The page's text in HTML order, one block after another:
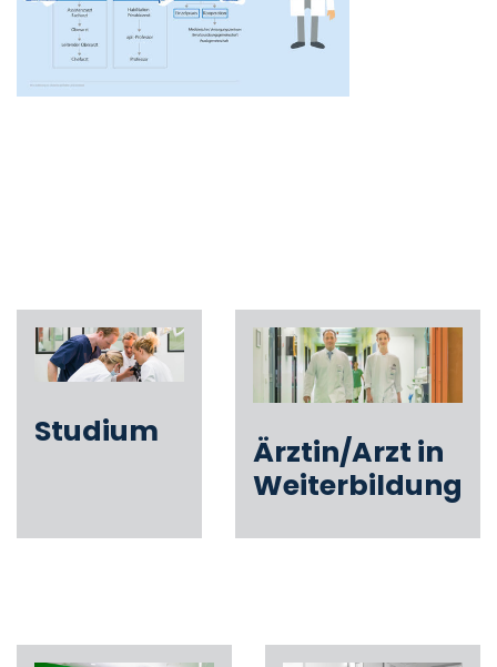
Studium
Ärztin/Arzt in
Weiterbildung